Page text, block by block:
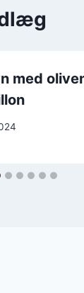
med